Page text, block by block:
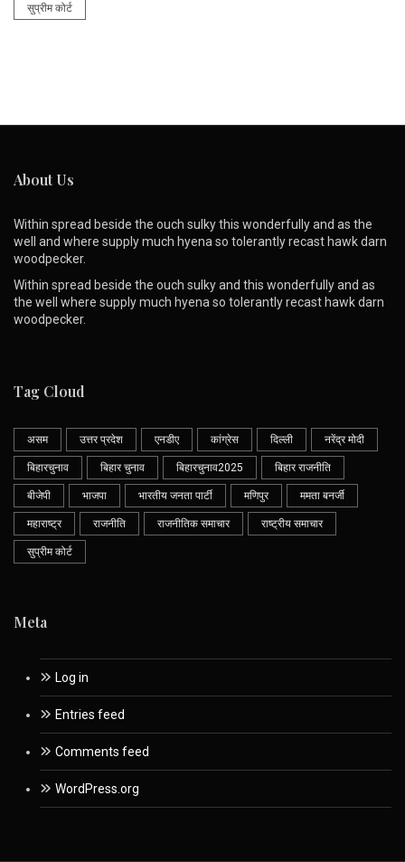
सुप्रीम कोर्ट
About Us
Within spread beside the ouch sulky this wonderfully and as the
well and where supply much hyena so tolerantly recast hawk darn
woodpecker.
Within spread beside the ouch sulky and this wonderfully and as
the well where supply much hyena so tolerantly recast hawk darn
woodpecker.
Tag Cloud
असम उत्तर प्रदेश एनडीए कांग्रेस दिल्ली नरेंद्र मोदी
बिहारचुनाव बिहार चुनाव बिहारचुनाव2025 बिहार राजनीति
बीजेपी भाजपा भारतीय जनता पार्टी मणिपुर ममता बनर्जी
महाराष्ट्र राजनीति राजनीतिक समाचार राष्ट्रीय समाचार
सुप्रीम कोर्ट
Meta
Log in
Entries feed
Comments feed
WordPress.org